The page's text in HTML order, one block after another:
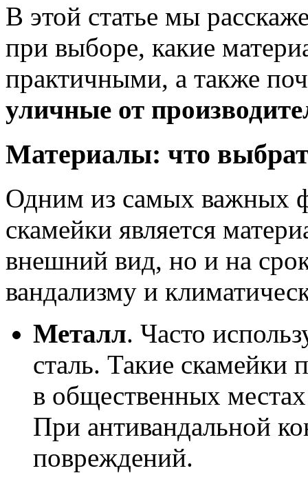
В этой статье мы
при выборе, какие
практичными, а также
уличные от
Материалы: что
Одним из самых важных
скамейки является
внешний вид, но и на
вандализму и
Металл. Часто
сталь. Такие
в общественных
При антивандальной
повреждений.